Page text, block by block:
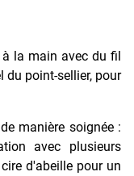
la main avec du fil
du point-sellier, pour
manière soignée :
avec plusieurs
d'abeille pour un